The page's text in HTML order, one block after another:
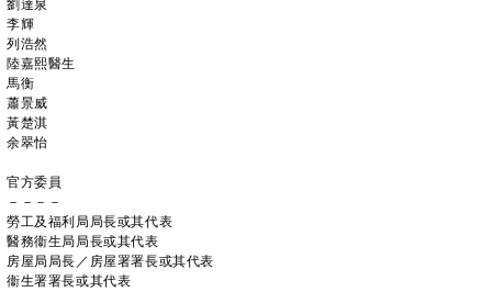
劉達泉
李輝
列浩然
陸嘉熙醫生
馬衡
蕭景威
黃楚淇
余翠怡
官方委員
－－－－
勞工及福利局局長或其代表
醫務衞生局局長或其代表
房屋局局長／房屋署署長或其代表
衞生署署長或其代表